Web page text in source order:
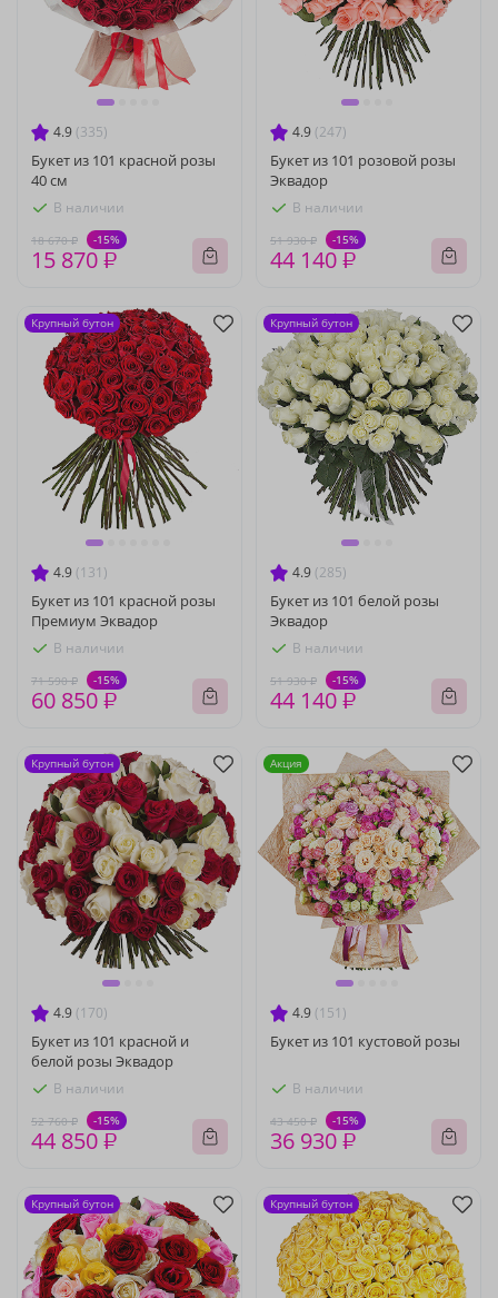
4.9 (335)
Букет из 101 красной розы
40 см
В наличии
18 670 ₽ -15%
15 870 ₽
4.9 (247)
Букет из 101 розовой розы
Эквадор
В наличии
51 930 ₽ -15%
44 140 ₽
4.9 (131)
Букет из 101 красной розы
Премиум Эквадор
В наличии
71 590 ₽ -15%
60 850 ₽
Крупный бутон
4.9 (285)
Букет из 101 белой розы
Эквадор
В наличии
51 930 ₽ -15%
44 140 ₽
Крупный бутон
4.9 (170)
Букет из 101 красной и
белой розы Эквадор
В наличии
52 760 ₽ -15%
44 850 ₽
Крупный бутон
4.9 (151)
Букет из 101 кустовой розы
В наличии
43 450 ₽ -15%
36 930 ₽
Акция
Крупный бутон Крупный бутон